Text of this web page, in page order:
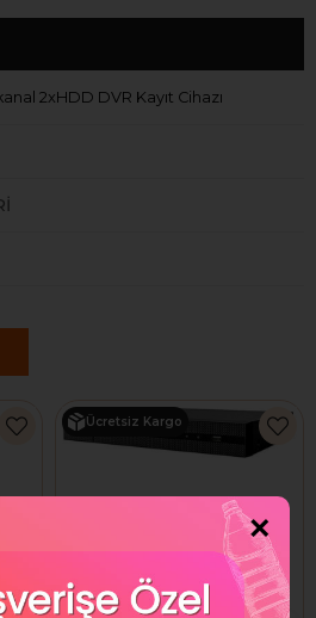
2xHDD DVR Kayıt Cihazı
Ücretsiz Kargo
×